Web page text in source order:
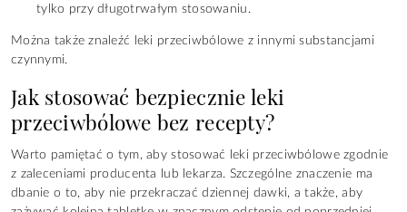
tylko przy długotrwałym stosowaniu.
Można także znaleźć leki przeciwbólowe z innymi substancjami
czynnymi.
Jak stosować bezpiecznie leki
przeciwbólowe bez recepty?
Warto pamiętać o tym, aby stosować leki przeciwbólowe zgodnie
z zaleceniami producenta lub lekarza. Szczególne znaczenie ma
dbanie o to, aby nie przekraczać dziennej dawki, a także, aby